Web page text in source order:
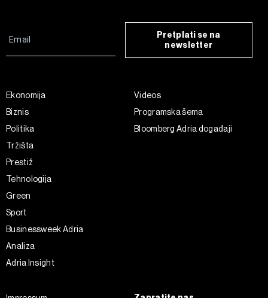
Pretplati se na
newsletter
Ekonomija
Biznis
Politika
Tržišta
Prestiž
Tehnologija
Green
Sport
Businessweek Adria
Analiza
Adria Insight
Videos
Programska šema
Bloomberg Adria događaji